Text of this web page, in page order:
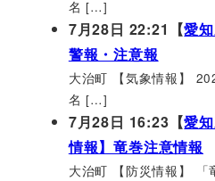
名 […]
7月28日 22:21【愛
警報・注意報
大治町 【気象情報】
名 […]
7月28日 16:23【愛
情報】竜巻注意情報
大治町 【防災情報】